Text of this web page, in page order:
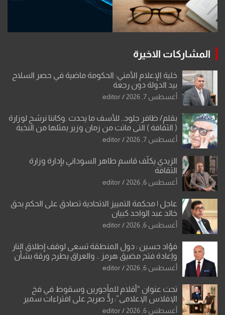
المشاركات الاخيرة
خلية الإعلام الأمني: الحكومة ماضية في حصر السلاح
بيد الدولة دون رجعة
أغسطس 7, 2026 editor
بقلم/ ظافر جلود.. للأسف ما يحدث .وكاننا نرشح لوزارة
( الثقافة ) التي ماتت من زمان وزير يمثلها من النخبة
والإرث العظيم للثقافة العراقية..
أغسطس 7, 2026 editor
الزيدي يكلّف قاسم طاهر السوداني بإدارة وزارة
الثقافة
أغسطس 6, 2026 editor
عاجل | محكمة التمييز الاتحادية تصادق على الحكم بحق
خالد عبد الواحد كبيان
أغسطس 6, 2026 editor
فؤاد حسين : دول المنطقة تسعى لوقف إطلاق النار
وإعادة فتح مضيق هرمز .. والعراق يطرح ورقة بشأن
تحولات القدس
أغسطس 6, 2026 editor
تحت عنوان “أقلام للمأجورين وسقوط في فخ
الإفلاس الإعلامي”: ردٌّ صريح على افتراءات سمير
الشكرجي
أغسطس 6, 2026 editor